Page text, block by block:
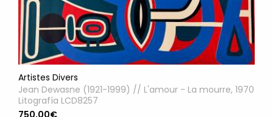
Artistes Divers
Jean Dewasne (1921-1999) // L'amour - La mourre, 1970
Litografía LCD8257
750,00€